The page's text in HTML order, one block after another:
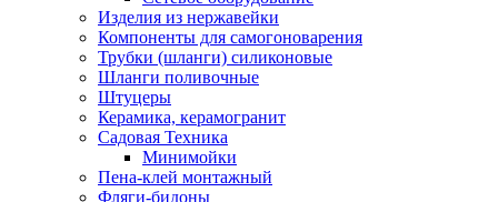
Изделия из нержавейки
Компоненты для самогоноварения
Трубки (шланги) силиконовые
Шланги поливочные
Штуцеры
Керамика, керамогранит
Садовая Техника
Минимойки
Пена-клей монтажный
Фляги-бидоны